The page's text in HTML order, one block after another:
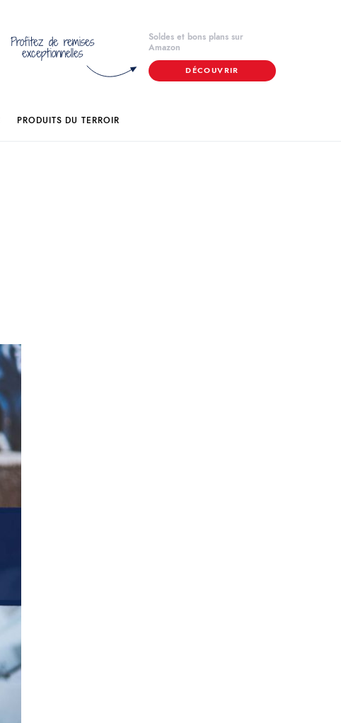
Profitez de remises
exceptionnelles
Soldes et bons plans sur
Amazon
DÉCOUVRIR
PRODUITS DU TERROIR